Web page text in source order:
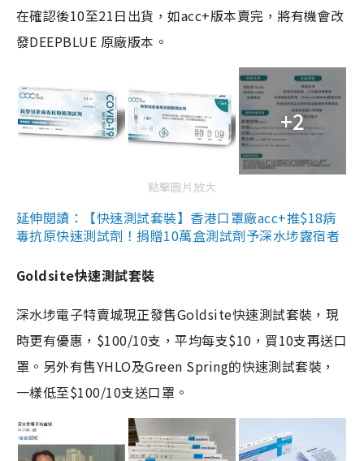
在確認後10至21日出貨，如acc+版本賣完，將有機會改
發DEEPBLUE 原廠版本。
+2
點擊圖片放大
延伸閱讀：【快速測試套裝】香港口罩廠acc+推$18病
毒抗原快速測試劑！捐贈10萬盒測試劑予深水埗露宿者
Goldsite快速測試套裝
深水埗電子特賣城現正發售Goldsite快速測試套裝，現
時更有優惠，$100/10支，平均每支$10，買10支再送口
罩。另外有售YHLO及Green Spring的快速測試套裝，
一樣低至$100/10支送口罩。